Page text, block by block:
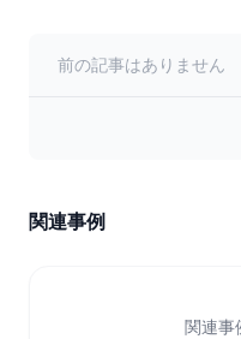
前の記事はありません
関連事例
関連事